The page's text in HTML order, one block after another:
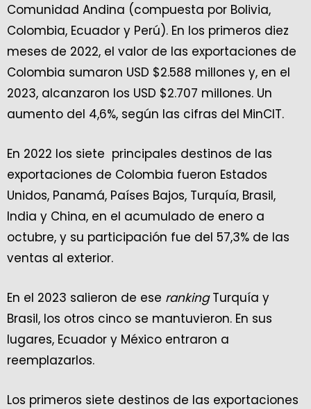
Comunidad Andina (compuesta por Bolivia,
Colombia, Ecuador y Perú). En los primeros diez
meses de 2022, el valor de las exportaciones de
Colombia sumaron USD $2.588 millones y, en el
2023, alcanzaron los USD $2.707 millones. Un
aumento del 4,6%, según las cifras del MinCIT.
En 2022 los siete principales destinos de las
exportaciones de Colombia fueron Estados
Unidos, Panamá, Países Bajos, Turquía, Brasil,
India y China, en el acumulado de enero a
octubre, y su participación fue del 57,3% de las
ventas al exterior.
En el 2023 salieron de ese rankingTurquía y
Brasil, los otros cinco se mantuvieron. En sus
lugares, Ecuador y México entraron a
reemplazarlos.
Los primeros siete destinos de las exportaciones